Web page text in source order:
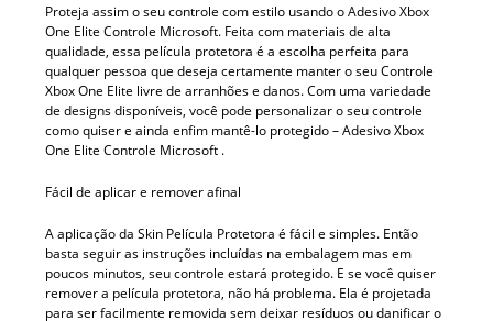
Proteja assim o seu controle com estilo usando o Adesivo Xbox
One Elite Controle Microsoft. Feita com materiais de alta
qualidade, essa película protetora é a escolha perfeita para
qualquer pessoa que deseja certamente manter o seu Controle
Xbox One Elite livre de arranhões e danos. Com uma variedade
de designs disponíveis, você pode personalizar o seu controle
como quiser e ainda enfim mantê-lo protegido – Adesivo Xbox
One Elite Controle Microsoft .
Fácil de aplicar e remover afinal
A aplicação da Skin Película Protetora é fácil e simples. Então
basta seguir as instruções incluídas na embalagem mas em
poucos minutos, seu controle estará protegido. E se você quiser
remover a película protetora, não há problema. Ela é projetada
para ser facilmente removida sem deixar resíduos ou danificar o